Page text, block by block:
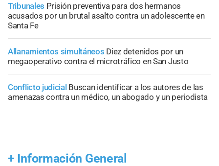
Tribunales Prisión preventiva para dos hermanos
acusados por un brutal asalto contra un adolescente en
Santa Fe
Allanamientos simultáneos Diez detenidos por un
megaoperativo contra el microtráfico en San Justo
Conflicto judicial Buscan identificar a los autores de las
amenazas contra un médico, un abogado y un periodista
+ Información General